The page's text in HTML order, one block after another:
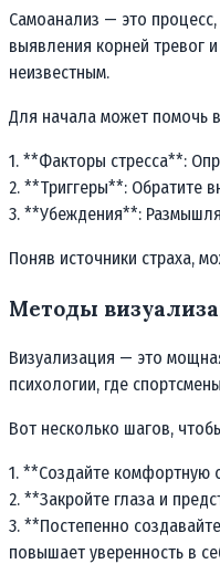
Самоанализ — это
выявления корней тревог
неизвестным.
Для начала может помочь
1. **Факторы стресса**:
2. **Триггеры**: Обратите
3. **Убеждения**:
Поняв источники страха,
Методы
Визуализация — это
психологии, где
Вот несколько шагов,
1. **Создайте комфортную
2. **Закройте глаза и
3. **Постепенно
повышает уверенность в